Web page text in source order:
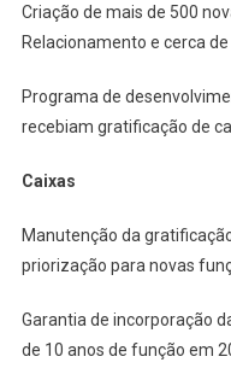
Criação de mais de 500
Relacionamento e cerca
Programa de
recebiam gratificação de
Caixas
Manutenção da
priorização para novas
Garantia de incorporação
de 10 anos de função em